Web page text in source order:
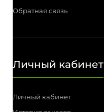
Обратная связь
Личный кабинет
Личный кабинет